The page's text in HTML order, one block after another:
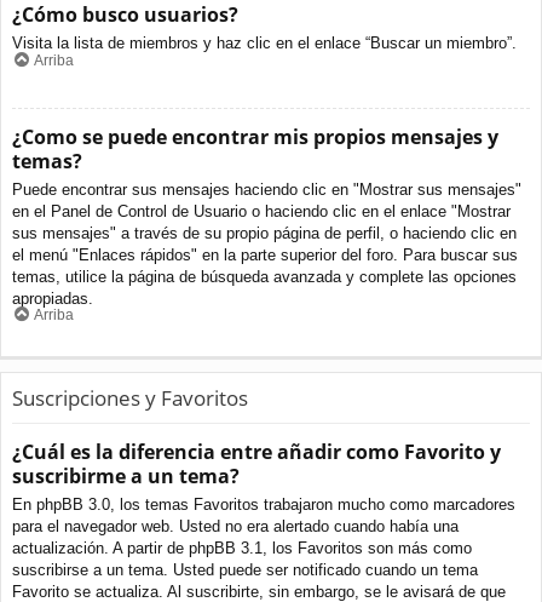
¿Cómo busco usuarios?
Visita la lista de miembros y haz clic en el enlace “Buscar un miembro”.
Arriba
¿Como se puede encontrar mis propios mensajes y
temas?
Puede encontrar sus mensajes haciendo clic en "Mostrar sus mensajes"
en el Panel de Control de Usuario o haciendo clic en el enlace "Mostrar
sus mensajes" a través de su propio página de perfil, o haciendo clic en
el menú "Enlaces rápidos" en la parte superior del foro. Para buscar sus
temas, utilice la página de búsqueda avanzada y complete las opciones
apropiadas.
Arriba
Suscripciones y Favoritos
¿Cuál es la diferencia entre añadir como Favorito y
suscribirme a un tema?
En phpBB 3.0, los temas Favoritos trabajaron mucho como marcadores
para el navegador web. Usted no era alertado cuando había una
actualización. A partir de phpBB 3.1, los Favoritos son más como
suscribirse a un tema. Usted puede ser notificado cuando un tema
Favorito se actualiza. Al suscribirte, sin embargo, se le avisará de que